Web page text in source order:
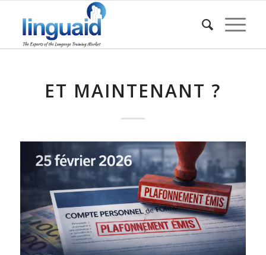
ET MAINTENANT ?